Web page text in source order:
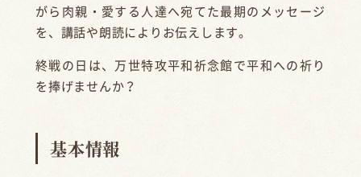
がら肉親・愛する人達へ宛てた最期のメッセージ
を、講話や朗読によりお伝えします。
終戦の日は、万世特攻平和祈念館で平和への祈り
を捧げませんか？
基本情報